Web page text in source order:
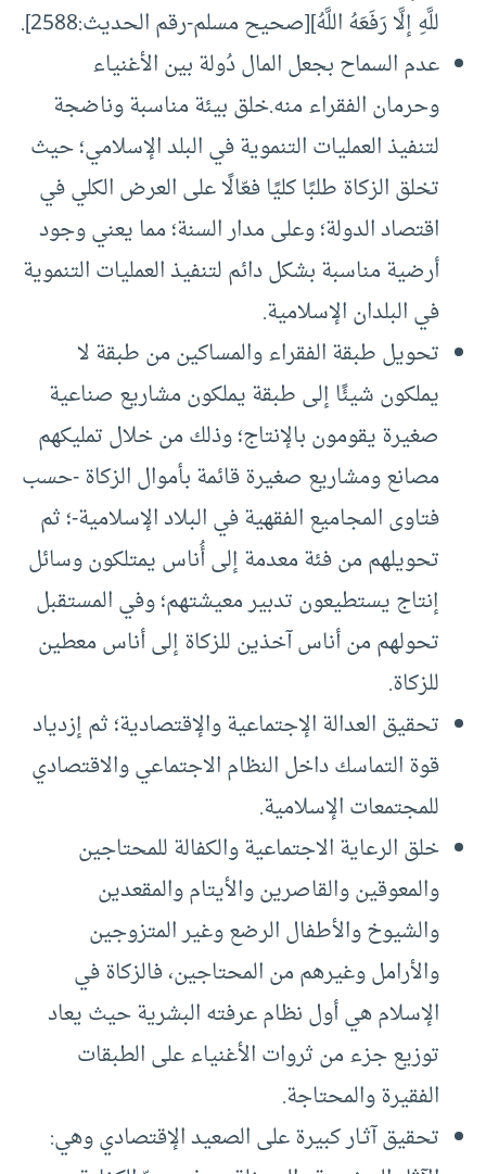
للَّهِ إلَّا رَفَعَهُ اللَّهُ][صحيح مسلم-رقم الحديث:2588].
عدم السماح بجعل المال دُولة بين الأغنياء
وحرمان الفقراء منه.خلق بيئة مناسبة وناضجة
لتنفيذ العمليات التنموية في البلد الإسلامي؛ حيث
تخلق الزكاة طلبًا كليًا فعّالًا على العرض الكلي في
اقتصاد الدولة؛ وعلى مدار السنة؛ مما يعني وجود
أرضية مناسبة بشكل دائم لتنفيذ العمليات التنموية
في البلدان الإسلامية.
تحويل طبقة الفقراء والمساكين من طبقة لا
يملكون شيئًا إلى طبقة يملكون مشاريع صناعية
صغيرة يقومون بالإنتاج؛ وذلك من خلال تمليكهم
مصانع ومشاريع صغيرة قائمة بأموال الزكاة -حسب
فتاوى المجاميع الفقهية في البلاد الإسلامية-؛ ثم
تحويلهم من فئة معدمة إلى أُناس يمتلكون وسائل
إنتاج يستطيعون تدبير معيشتهم؛ وفي المستقبل
تحولهم من أناس آخذين للزكاة إلى أناس معطين
للزكاة.
تحقيق العدالة الإجتماعية والإقتصادية؛ ثم إزدياد
قوة التماسك داخل النظام الاجتماعي والاقتصادي
للمجتمعات الإسلامية.
خلق الرعاية الاجتماعية والكفالة للمحتاجين
والمعوقين والقاصرين والأيتام والمقعدين
والشيوخ والأطفال الرضع وغير المتزوجين
والأرامل وغيرهم من المحتاجين، فالزكاة في
الإسلام هي أول نظام عرفته البشرية حيث يعاد
توزيع جزء من ثروات الأغنياء على الطبقات
الفقيرة والمحتاجة.
تحقيق آثـار كبيرة على الصعيد الإقتصادي وهي: